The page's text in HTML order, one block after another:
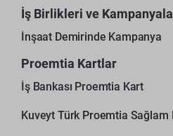
İş Birlikleri ve
İnşaat Demirinde Kampanya
Proemtia Kartlar
İş Bankası Proemtia Kart
Kuveyt Türk Proemtia Sağlam